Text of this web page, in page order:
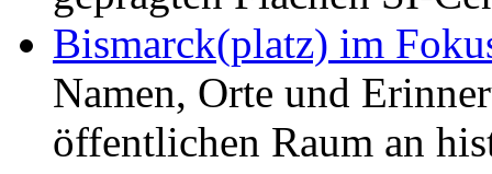
Bismarck(platz) im
Namen, Orte und
öffentlichen Raum an